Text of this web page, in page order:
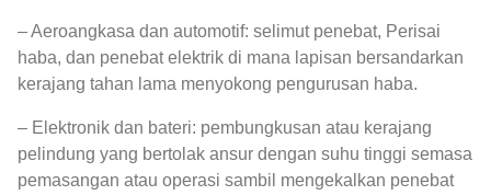
– Aeroangkasa dan automotif: selimut penebat, Perisai
haba, dan penebat elektrik di mana lapisan bersandarkan
kerajang tahan lama menyokong pengurusan haba.
– Elektronik dan bateri: pembungkusan atau kerajang
pelindung yang bertolak ansur dengan suhu tinggi semasa
pemasangan atau operasi sambil mengekalkan penebat